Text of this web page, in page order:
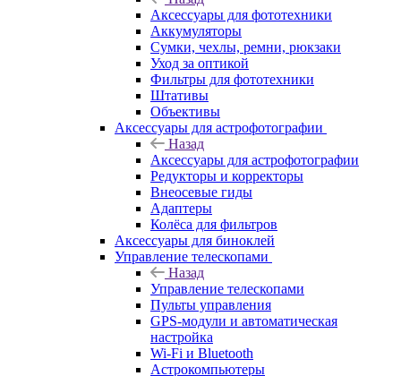
Аксессуары для фототехники
Аккумуляторы
Сумки, чехлы, ремни, рюкзаки
Уход за оптикой
Фильтры для фототехники
Штативы
Объективы
Аксессуары для астрофотографии
Назад
Аксессуары для астрофотографии
Редукторы и корректоры
Внеосевые гиды
Адаптеры
Колёса для фильтров
Аксессуары для биноклей
Управление телескопами
Назад
Управление телескопами
Пульты управления
GPS-модули и автоматическая
настройка
Wi-Fi и Bluetooth
Астрокомпьютеры